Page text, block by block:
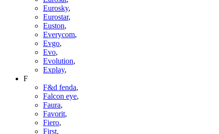
Eurosky,
Eurostar,
Euston,
Everycom,
Evgo,
Evo,
Evolution,
Explay,
F
F&d fenda,
Falcon eye,
Faura,
Favorit,
Fiero,
First,